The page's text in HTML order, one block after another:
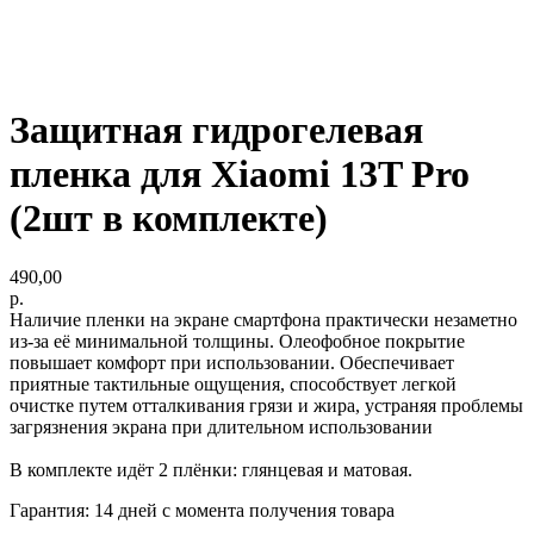
Защитная гидрогелевая
пленка для Xiaomi 13T Pro
(2шт в комплекте)
490,00
р.
Наличие пленки на экране смартфона практически незаметно
из-за её минимальной толщины. Олеофобное покрытие
повышает комфорт при использовании. Обеспечивает
приятные тактильные ощущения, способствует легкой
очистке путем отталкивания грязи и жира, устраняя проблемы
загрязнения экрана при длительном использовании
В комплекте идёт 2 плёнки: глянцевая и матовая.
Гарантия: 14 дней с момента получения товара